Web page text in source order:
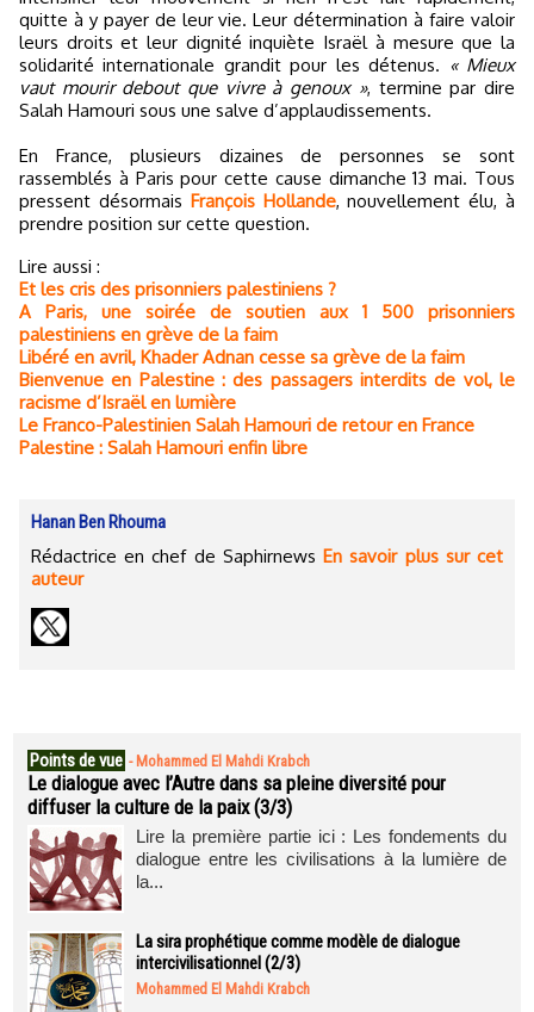
quitte à y payer de leur vie. Leur détermination à faire valoir
leurs droits et leur dignité inquiète Israël à mesure que la
solidarité internationale grandit pour les détenus. « Mieux
vaut mourir debout que vivre à genoux », termine par dire
Salah Hamouri sous une salve d’applaudissements.
En France, plusieurs dizaines de personnes se sont
rassemblés à Paris pour cette cause dimanche 13 mai. Tous
pressent désormais François Hollande, nouvellement élu, à
prendre position sur cette question.
Lire aussi :
Et les cris des prisonniers palestiniens ?
A Paris, une soirée de soutien aux 1 500 prisonniers
palestiniens en grève de la faim
Libéré en avril, Khader Adnan cesse sa grève de la faim
Bienvenue en Palestine : des passagers interdits de vol, le
racisme d’Israël en lumière
Le Franco-Palestinien Salah Hamouri de retour en France
Palestine : Salah Hamouri enfin libre
Hanan Ben Rhouma
Rédactrice en chef de Saphirnews En savoir plus sur cet
auteur
Points de vue - Mohammed El Mahdi Krabch
Le dialogue avec l’Autre dans sa pleine diversité pour
diffuser la culture de la paix (3/3)
Lire la première partie ici : Les fondements du
dialogue entre les civilisations à la lumière de
la...
La sira prophétique comme modèle de dialogue
intercivilisationnel (2/3)
Mohammed El Mahdi Krabch